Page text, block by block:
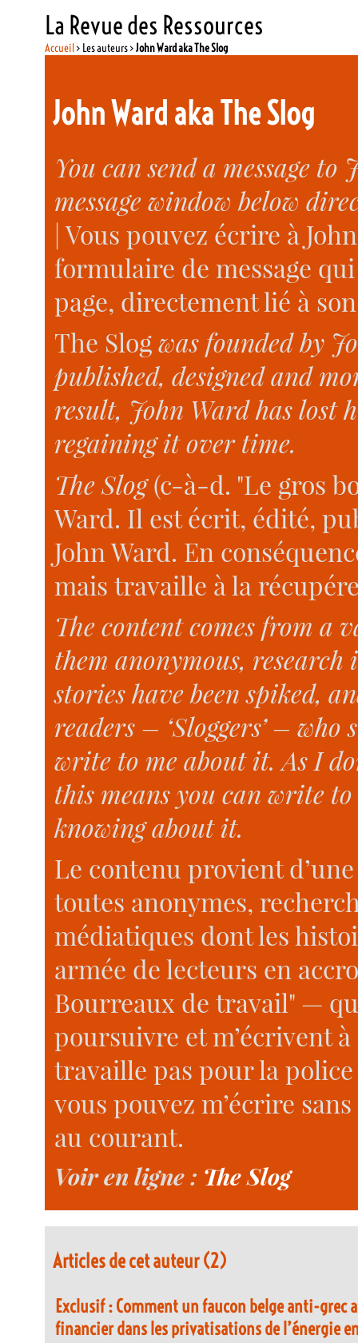
La Revue des Ressources
Accueil> Les auteurs >John Ward aka The Slog
John Ward aka The Slog
You can send a message
message window below
| Vous pouvez écrire à
formulaire de message
page, directement lié à
The Slogwas founded by
published, designed and
result, John Ward has lost
regaining it over time.
The Slog(c-à-d. "Le gros
Ward. Il est écrit, édité,
John Ward. En
mais travaille à la
The content comes from a
them anonymous,
stories have been spiked,
readers – ‘Sloggers’ –
write to me about it. As I
this means you can write
knowing about it.
Le contenu provient
toutes anonymes,
médiatiques dont les
armée de lecteurs en
Bourreaux de travail" —
poursuivre et m’écrivent
travaille pas pour la
vous pouvez m’écrire
au courant.
Voir en ligne : The Slog
Articles de cet auteur (2)
Exclusif : Comment un faucon belge anti-grec
financier dans les privatisations de l’énergie